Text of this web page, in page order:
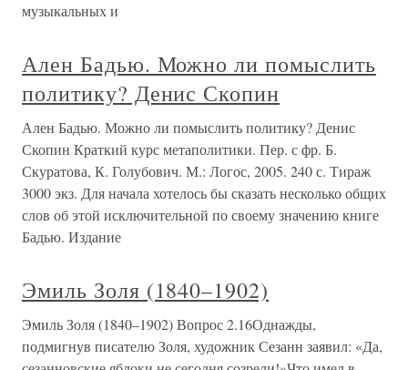
музыкальных и
Ален Бадью. Можно ли помыслить
политику? Денис Скопин
Ален Бадью. Можно ли помыслить политику? Денис
Скопин Краткий курс метаполитики. Пер. с фр. Б.
Скуратова, К. Голубович. М.: Логос, 2005. 240 с. Тираж
3000 экз. Для начала хотелось бы сказать несколько общих
слов об этой исключительной по своему значению книге
Бадью. Издание
Эмиль Золя (1840–1902)
Эмиль Золя (1840–1902) Вопрос 2.16Однажды,
подмигнув писателю Золя, художник Сезанн заявил: «Да,